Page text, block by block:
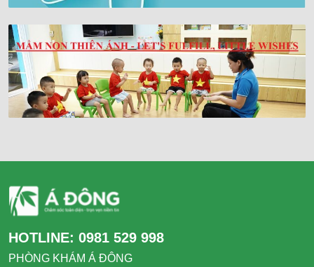
HOTLINE: 0981 529 998
PHÒNG KHÁM Á ĐÔNG